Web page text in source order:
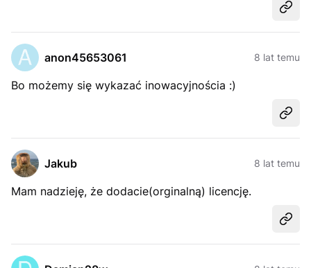
anon45653061 8 lat temu
Bo możemy się wykazać inowacyjnościa :)
Jakub 8 lat temu
Mam nadzieję, że dodacie(orginalną) licencję.